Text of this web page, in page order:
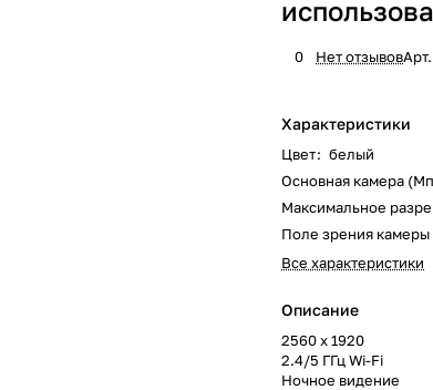
0 Нет отзывов
Характеристики
Цвет: белый
Основная камера
Максимальное
Поле зрения камеры
Все характеристики
Описание
2560 x 1920
2.4/5 ГГц Wi-Fi
Ночное видение